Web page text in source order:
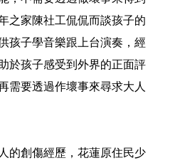
之家陳社工侃侃而談孩子的
孩子學音樂跟上台演奏，經
於孩子感受到外界的正面評
需要透過作壞事來尋求大人
的創傷經歷，花蓮原住民少